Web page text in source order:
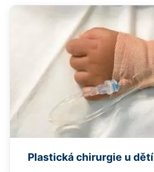
Plastická chirurgie u dětí